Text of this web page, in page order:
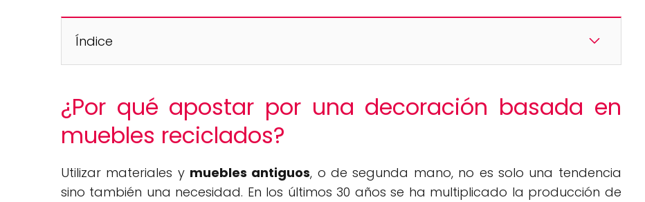
Índice
¿Por qué apostar por una decoración basada en
muebles reciclados?
Utilizar materiales y muebles antiguos, o de segunda mano, no es solo una tendencia
sino también una necesidad. En los últimos 30 años se ha multiplicado la producción de